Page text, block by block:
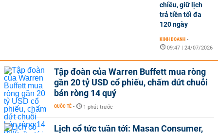
chiều, giữ lịch
trả tiền tối đa
120 ngày
KINH DOANH -
09:47 | 24/07/2026
Tập đoàn của Warren Buffett mua ròng
gần 20 tỷ USD cổ phiếu, chấm dứt chuỗi
bán ròng 14 quý
QUỐC TẾ - 1 phút trước
Lịch cổ tức tuần tới: Masan Consumer,